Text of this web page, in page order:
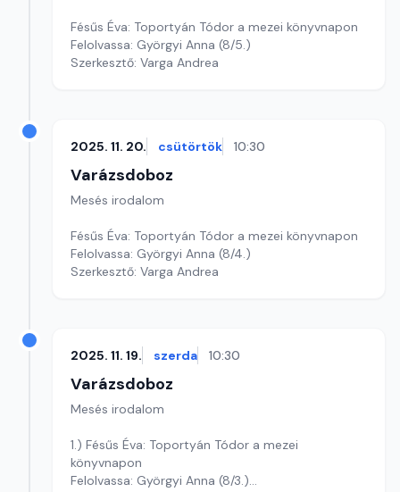
Fésűs Éva: Toportyán Tódor a mezei könyvnapon
Felolvassa: Györgyi Anna (8/5.)
Szerkesztő: Varga Andrea
2025. 11. 20. csütörtök 10:30
Varázsdoboz
Mesés irodalom
Fésűs Éva: Toportyán Tódor a mezei könyvnapon
Felolvassa: Györgyi Anna (8/4.)
Szerkesztő: Varga Andrea
2025. 11. 19. szerda 10:30
Varázsdoboz
Mesés irodalom
1.) Fésűs Éva: Toportyán Tódor a mezei
könyvnapon
Felolvassa: Györgyi Anna (8/3.)